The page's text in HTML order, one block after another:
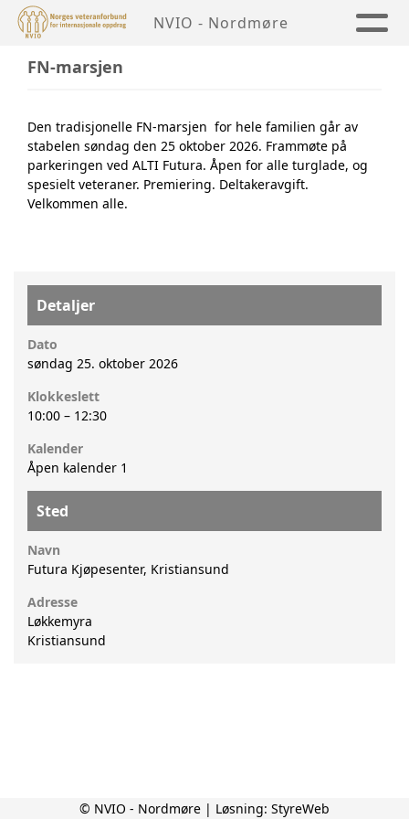
NVIO - Nordmøre
FN-marsjen
Den tradisjonelle FN-marsjen for hele familien går av
stabelen søndag den 25 oktober 2026. Frammøte på
parkeringen ved ALTI Futura. Åpen for alle turglade, og
spesielt veteraner. Premiering. Deltakeravgift.
Velkommen alle.
Detaljer
Dato
søndag 25. oktober 2026
Klokkeslett
10:00 – 12:30
Kalender
Åpen kalender 1
Sted
Navn
Futura Kjøpesenter, Kristiansund
Adresse
Løkkemyra
Kristiansund
© NVIO - Nordmøre | Løsning: StyreWeb